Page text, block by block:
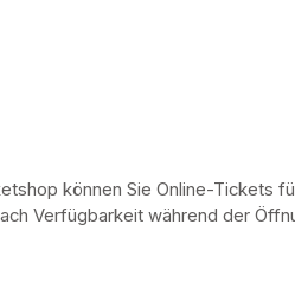
können Sie Online-Tickets
Verfügbarkeit während der